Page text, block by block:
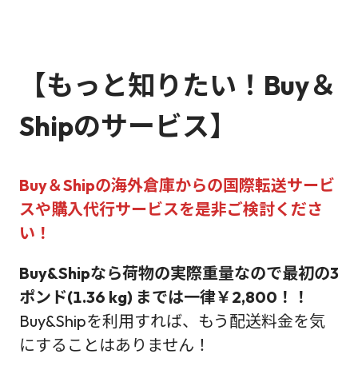
【もっと知りたい！Buy＆
Shipのサービス】
Buy＆Shipの海外倉庫からの国際転送サービ
スや購入代行サービスを是非ご検討くださ
い！
Buy&Shipなら荷物の実際重量なので最初の3
ポンド(1.36 kg) までは一律￥2,800！！
Buy&Shipを利用すれば、もう配送料金を気
にすることはありません！